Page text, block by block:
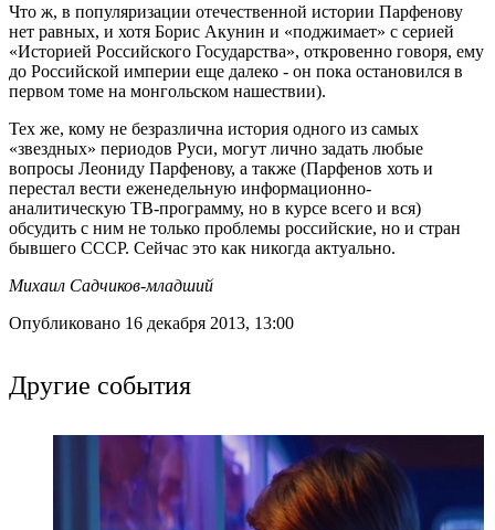
Что ж, в популяризации отечественной истории Парфенову
нет равных, и хотя Борис Акунин и «поджимает» с серией
«Историей Российского Государства», откровенно говоря, ему
до Российской империи еще далеко - он пока остановился в
первом томе на монгольском нашествии).
Тех же, кому не безразлична история одного из самых
«звездных» периодов Руси, могут лично задать любые
вопросы Леониду Парфенову, а также (Парфенов хоть и
перестал вести еженедельную информационно-
аналитическую ТВ-программу, но в курсе всего и вся)
обсудить с ним не только проблемы российские, но и стран
бывшего СССР. Сейчас это как никогда актуально.
Михаил Садчиков-младший
Опубликовано 16 декабря 2013, 13:00
Другие события